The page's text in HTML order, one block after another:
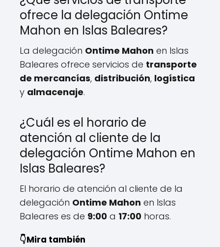
ofrece la delegación Ontime
Mahon en Islas Baleares?
La delegación Ontime Mahon en Islas
Baleares ofrece servicios de transporte
de mercancías, distribución, logística
y almacenaje.
¿Cuál es el horario de
atención al cliente de la
delegación Ontime Mahon en
Islas Baleares?
El horario de atención al cliente de la
delegación Ontime Mahon en Islas
Baleares es de 9:00 a 17:00 horas.
👇Mira también